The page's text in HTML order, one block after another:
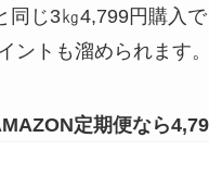
同じ3㎏4,799円購入
ントも溜められます。
定期便なら